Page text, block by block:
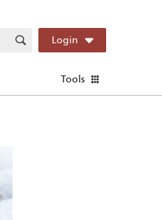
Login
Tools